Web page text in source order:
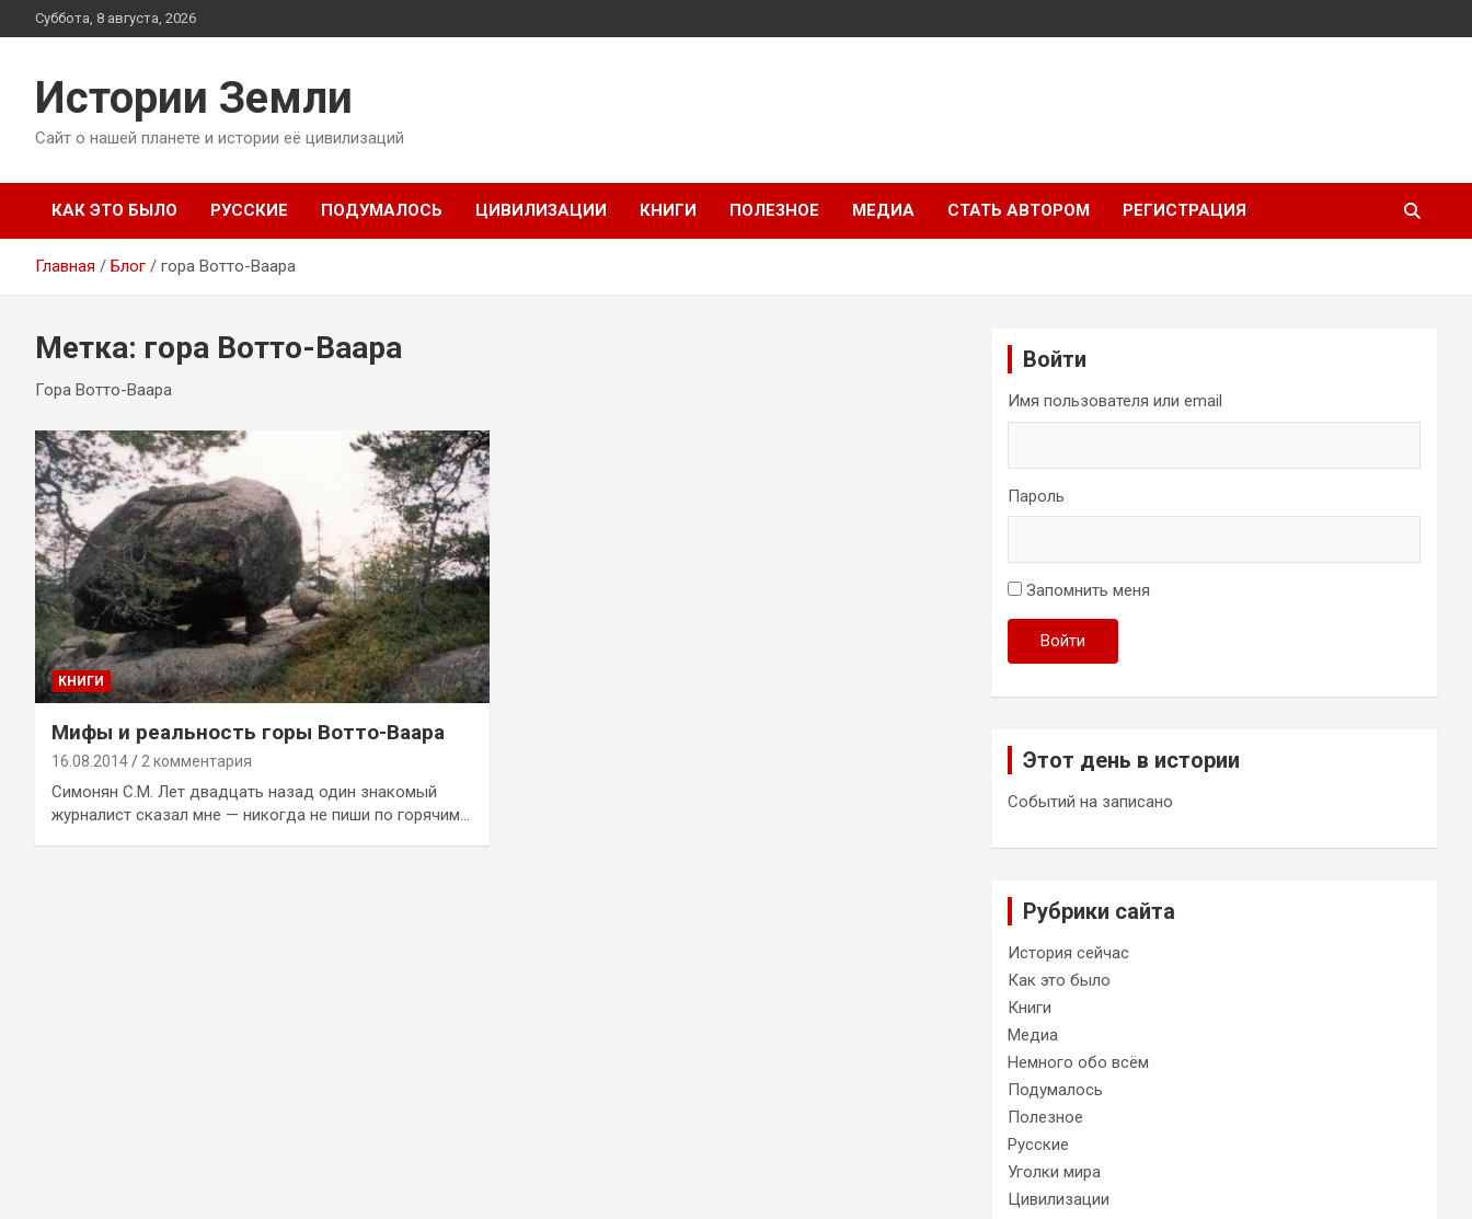
Перейти
к
Суббота, 8 августа, 2026
Истории Земли
Сайт о нашей планете и истории её цивилизаций
КАК ЭТО БЫЛО РУССКИЕ ПОДУМАЛОСЬ ЦИВИЛИЗАЦИИ КНИГИ ПОЛЕЗНОЕ МЕДИА СТАТЬ АВТОРОМ РЕГИСТРАЦИЯ
Главная Блог гора Вотто-Ваара
Метка: гора Вотто-Ваара
Гора Вотто-Ваара
КНИГИ
Мифы и реальность горы Вотто-Ваара
16.08.2014 2 комментария
Симонян С.М. Лет двадцать назад один знакомый
журналист сказал мне — никогда не пиши по горячим…
Войти
Имя пользователя или email
Пароль
Запомнить меня
Войти
Этот день в истории
Событий на записано
Рубрики сайта
История сейчас
Как это было
Книги
Медиа
Немного обо всём
Подумалось
Полезное
Русские
Уголки мира
Цивилизации